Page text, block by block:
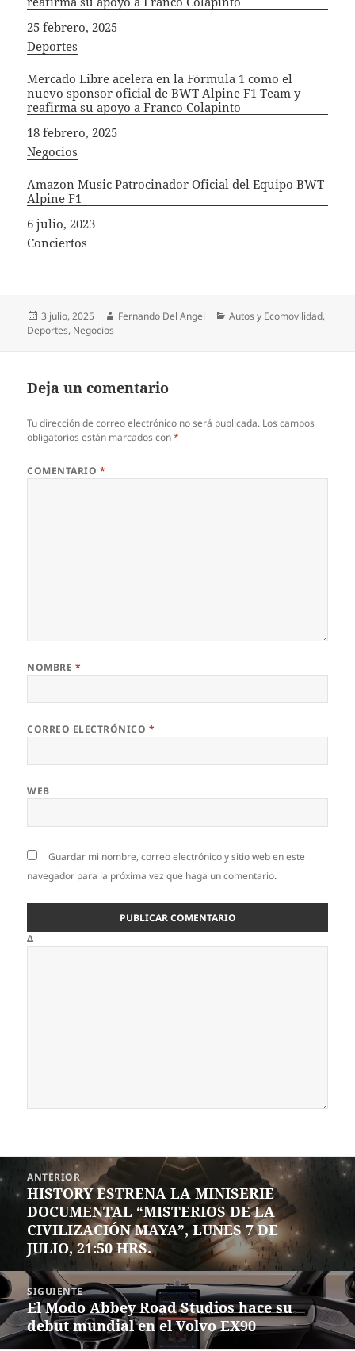
Fecha
25 febrero, 2025
In relation to
Deportes
Mercado Libre acelera en la Fórmula 1 como el
nuevo sponsor oficial de BWT Alpine F1 Team y
reafirma su apoyo a Franco Colapinto
Fecha
18 febrero, 2025
In relation to
Negocios
Amazon Music Patrocinador Oficial del Equipo BWT
Alpine F1
Fecha
6 julio, 2023
In relation to
Conciertos
Publicado
el
3 julio, 2025 Autor
Fernando Del Angel Categorías
Autos y Ecomovilidad,
Deportes, Negocios
Deja un comentario
Tu dirección de correo electrónico no será publicada. Los campos
obligatorios están marcados con*
COMENTARIO *
NOMBRE *
CORREO ELECTRÓNICO *
WEB
Guardar mi nombre, correo electrónico y sitio web en este
navegador para la próxima vez que haga un comentario.
Δ
Navegación
de
entradas
ANTERIOR
Entrada
anterior:
HISTORY ESTRENA LA MINISERIE
DOCUMENTAL “MISTERIOS DE LA
CIVILIZACIÓN MAYA”, LUNES 7 DE
JULIO, 21:50 HRS.
SIGUIENTE
Siguiente
entrada:
El Modo Abbey Road Studios hace su
debut mundial en el Volvo EX90